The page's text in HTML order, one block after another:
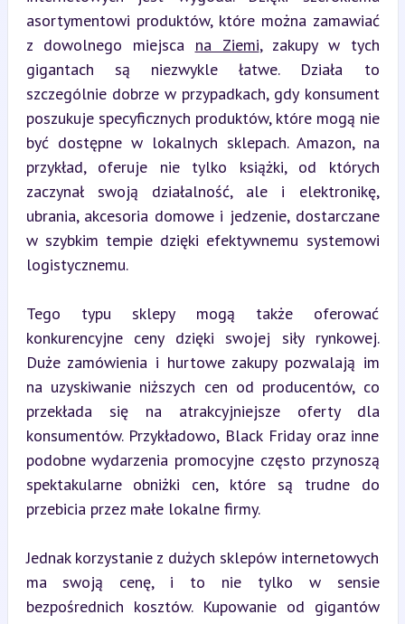
asortymentowi produktów, które można zamawiać
z dowolnego miejsca na Ziemi, zakupy w tych
gigantach są niezwykle łatwe. Działa to
szczególnie dobrze w przypadkach, gdy konsument
poszukuje specyficznych produktów, które mogą nie
być dostępne w lokalnych sklepach. Amazon, na
przykład, oferuje nie tylko książki, od których
zaczynał swoją działalność, ale i elektronikę,
ubrania, akcesoria domowe i jedzenie, dostarczane
w szybkim tempie dzięki efektywnemu systemowi
logistycznemu.
Tego typu sklepy mogą także oferować
konkurencyjne ceny dzięki swojej siły rynkowej.
Duże zamówienia i hurtowe zakupy pozwalają im
na uzyskiwanie niższych cen od producentów, co
przekłada się na atrakcyjniejsze oferty dla
konsumentów. Przykładowo, Black Friday oraz inne
podobne wydarzenia promocyjne często przynoszą
spektakularne obniżki cen, które są trudne do
przebicia przez małe lokalne firmy.
Jednak korzystanie z dużych sklepów internetowych
ma swoją cenę, i to nie tylko w sensie
bezpośrednich kosztów. Kupowanie od gigantów